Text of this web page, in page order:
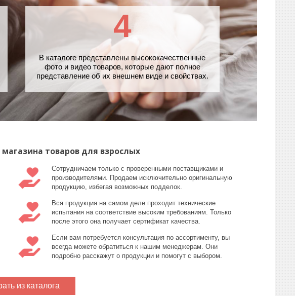
4
В каталоге представлены высококачественные
фото и видео товаров, которые дают полное
представление об их внешнем виде и свойствах.
товаров для взрослых
Сотрудничаем только с проверенными поставщиками и
производителями. Продаем исключительно оригинальную
продукцию, избегая возможных подделок.
Вся продукция на самом деле проходит технические
испытания на соответствие высоким требованиям. Только
после этого она получает сертификат качества.
Если вам потребуется консультация по ассортименту, вы
всегда можете обратиться к нашим менеджерам. Они
подробно расскажут о продукции и помогут с выбором.
из каталога